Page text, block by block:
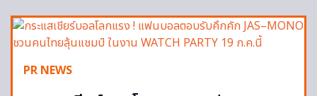
PR NEWS